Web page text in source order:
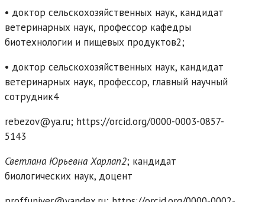
• доктор сельскохозяйственных наук, кандидат
ветеринарных наук, профессор кафедры
биотехнологии и пищевых продуктов2;
• доктор сельскохозяйственных наук, кандидат
ветеринарных наук, профессор, главный научный
сотрудник4
rebezov@ya.ru; https://orcid.org/0000-0003-0857-
5143
Светлана Юрьевна Харлап2; кандидат
биологических наук, доцент